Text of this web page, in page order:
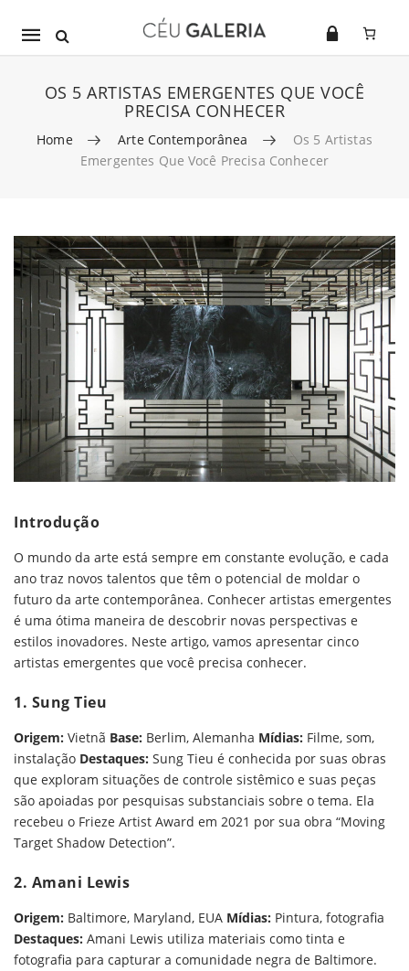
Mobile
OS 5 ARTISTAS EMERGENTES QUE VOCÊ
PRECISA CONHECER
Home Arte Contemporânea
Os 5 Artistas
Emergentes Que Você Precisa Conhecer
Skip to content
Introdução
O mundo da arte está sempre em constante evolução, e cada
ano traz novos talentos que têm o potencial de moldar o
futuro da arte contemporânea. Conhecer artistas emergentes
é uma ótima maneira de descobrir novas perspectivas e
estilos inovadores. Neste artigo, vamos apresentar cinco
artistas emergentes que você precisa conhecer.
1. Sung Tieu
Origem: Vietnã Base: Berlim, Alemanha Mídias: Filme, som,
instalação Destaques: Sung Tieu é conhecida por suas obras
que exploram situações de controle sistêmico e suas peças
são apoiadas por pesquisas substanciais sobre o tema. Ela
recebeu o Frieze Artist Award em 2021 por sua obra “Moving
Target Shadow Detection”.
2. Amani Lewis
Origem: Baltimore, Maryland, EUA Mídias: Pintura, fotografia
Destaques: Amani Lewis utiliza materiais como tinta e
fotografia para capturar a comunidade negra de Baltimore.